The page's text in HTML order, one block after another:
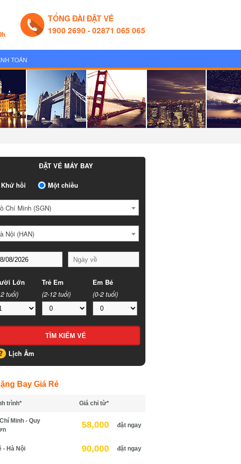
TỔNG ĐÀI ĐẶT VÉ
1900 2690 - 02871 065 065
TOÁN
ĐẶT VÉ MÁY BAY
hồi Một chiều
Chí Minh (SGN)
Nội (HAN)
Lớn
tuổi)
Trẻ Em
(2-12 tuổi)
Em Bé
(0-2 tuổi)
Lịch Âm
Bay Giá Rẻ
trình* Giá chỉ từ*
Minh - Quy
58,000 đặt ngay
- Hà Nội 90,000 đặt ngay